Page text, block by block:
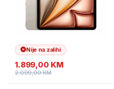
Nije na zalihi
1.899,00 KM
2.099,00KM